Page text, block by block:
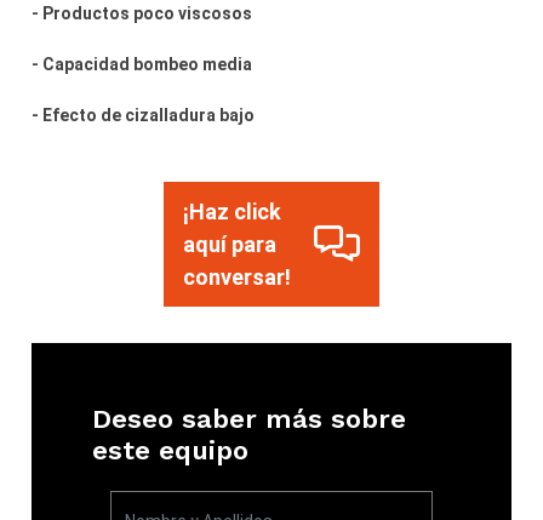
- Productos poco viscosos
- Capacidad bombeo media
- Efecto de cizalladura bajo
¡Haz click
aquí para
conversar!
Deseo saber más sobre
este equipo